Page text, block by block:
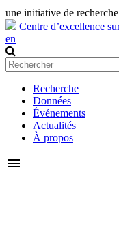
une initiative de recherche
Centre d’excellence
en
Recherche
Données
Événements
Actualités
À propos
menu